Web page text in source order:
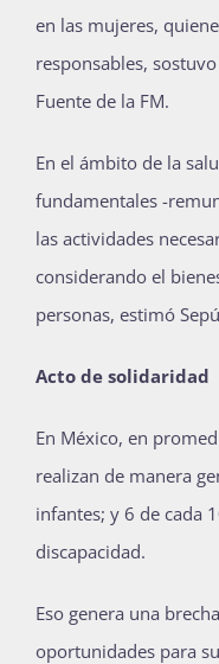
en las mujeres,
responsables,
Fuente de la FM.
En el ámbito de la
fundamentales -
las actividades
considerando el
personas, estimó
Acto de solidaridad
En México, en
realizan de manera
infantes; y 6 de cada
discapacidad.
Eso genera una
oportunidades para